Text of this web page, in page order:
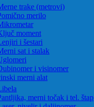
trake (metrovi)
merilo
moment
i šestari
sat i stalak
i visinomer
merni alat
merni točak i tel. štap